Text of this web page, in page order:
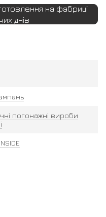
на фабриці
днів
погонажні вироби